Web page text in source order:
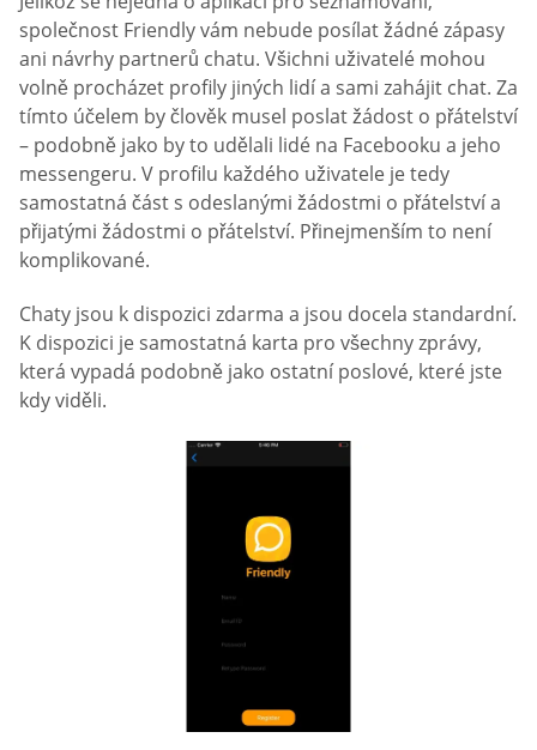
společnost Friendly vám nebude posílat žádné zápasy
ani návrhy partnerů chatu. Všichni uživatelé mohou
volně procházet profily jiných lidí a sami zahájit chat. Za
tímto účelem by člověk musel poslat žádost o přátelství
– podobně jako by to udělali lidé na Facebooku a jeho
messengeru. V profilu každého uživatele je tedy
samostatná část s odeslanými žádostmi o přátelství a
přijatými žádostmi o přátelství. Přinejmenším to není
komplikované.
Chaty jsou k dispozici zdarma a jsou docela standardní.
K dispozici je samostatná karta pro všechny zprávy,
která vypadá podobně jako ostatní poslové, které jste
kdy viděli.